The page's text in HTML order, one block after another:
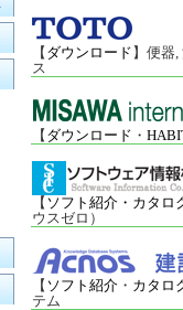
【 ダウンロード 】便器
ス
【 ダウンロード ・
【 ソフト紹介・カタロ
ウスゼロ）
【 ソフト紹介・ カタロ
テム